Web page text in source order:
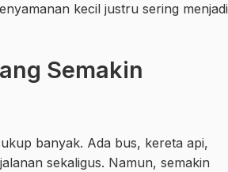
kecil justru sering menjadi
Semakin
banyak. Ada bus, kereta api,
sekaligus. Namun, semakin